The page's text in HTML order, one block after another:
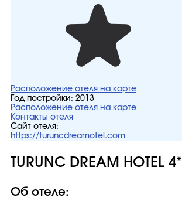
Расположение отеля на карте
Год постройки: 2013
Расположение отеля на карте
Контакты отеля
Сайт отеля:
https://turuncdreamotel.com
TURUNC DREAM HOTEL 4*
Об отеле: